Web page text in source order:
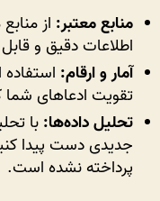
منابع معتبر: از
اطلاعات دقیق و قابل
آمار و ارقام: استفاده
تقویت ادعاهای
تحلیل داده‌ها: با
جدیدی دست پیدا
پرداخته نشده است.